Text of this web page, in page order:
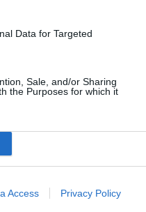
Data for Targeted
Sale, and/or Sharing
the Purposes for which it
Access Privacy Policy